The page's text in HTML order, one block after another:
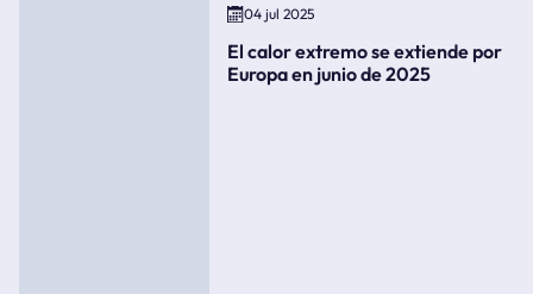
04 jul 2025
El calor extremo se extiende por
Europa en junio de 2025